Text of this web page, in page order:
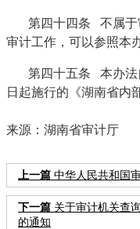
第四十四条 不属于
审计工作，可以参照本
第四十五条 本办法自
日起施行的《湖南省内
来源：湖南省审计厅
上一篇 中华人民共和国
下一篇 关于审计机关查
的通知